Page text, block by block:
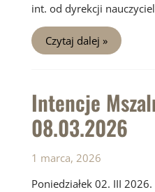
int. od dyrekcji
Intencje
Mszalne
09.03
Czytaj dalej »
Intencje
08.03.2026
1 marca, 2026
Poniedziałek 02. III